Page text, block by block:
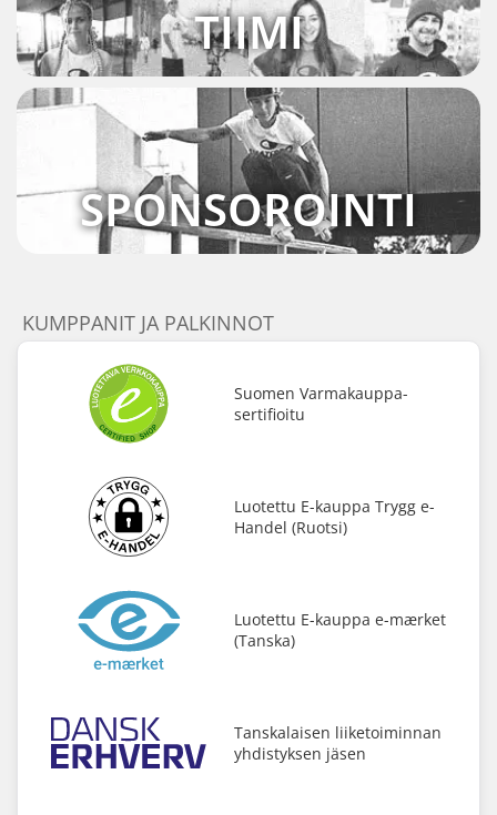
TIIMI
SPONSOROINTI
KUMPPANIT JA PALKINNOT
Suomen Varmakauppa-
sertifioitu
Luotettu E-kauppa Trygg e-
Handel (Ruotsi)
Luotettu E-kauppa e-mærket
(Tanska)
Tanskalaisen liiketoiminnan
yhdistyksen jäsen